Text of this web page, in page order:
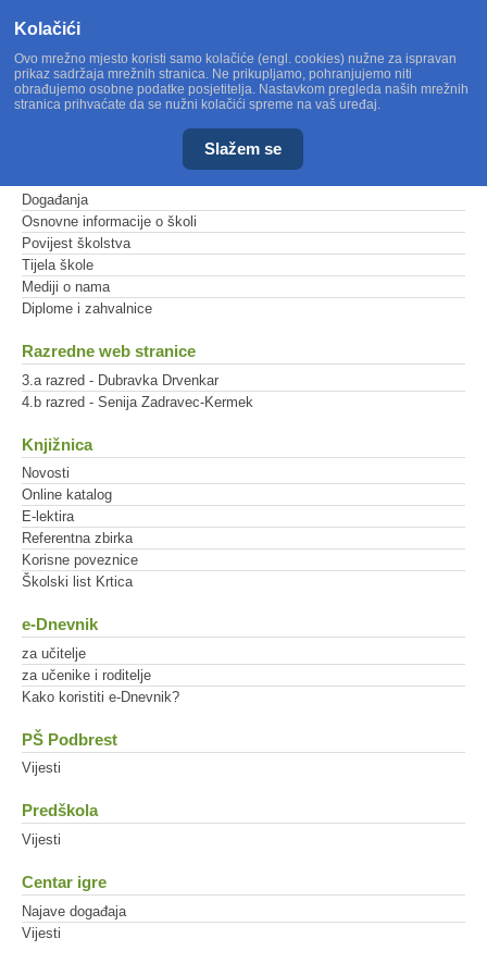
Događanja
Osnovne informacije o školi
Povijest školstva
Tijela škole
Mediji o nama
Diplome i zahvalnice
Razredne web stranice
3.a razred - Dubravka Drvenkar
4.b razred - Senija Zadravec-Kermek
Knjižnica
Novosti
Online katalog
E-lektira
Referentna zbirka
Korisne poveznice
Školski list Krtica
e-Dnevnik
za učitelje
za učenike i roditelje
Kako koristiti e-Dnevnik?
PŠ Podbrest
Vijesti
Predškola
Vijesti
Centar igre
Najave događaja
Vijesti
Kolačići
Ovo mrežno mjesto koristi samo kolačiće (engl. cookies) nužne za ispravan
prikaz sadržaja mrežnih stranica. Ne prikupljamo, pohranjujemo niti
obrađujemo osobne podatke posjetitelja. Nastavkom pregleda naših mrežnih
stranica prihvaćate da se nužni kolačići spreme na vaš uređaj.
Slažem se